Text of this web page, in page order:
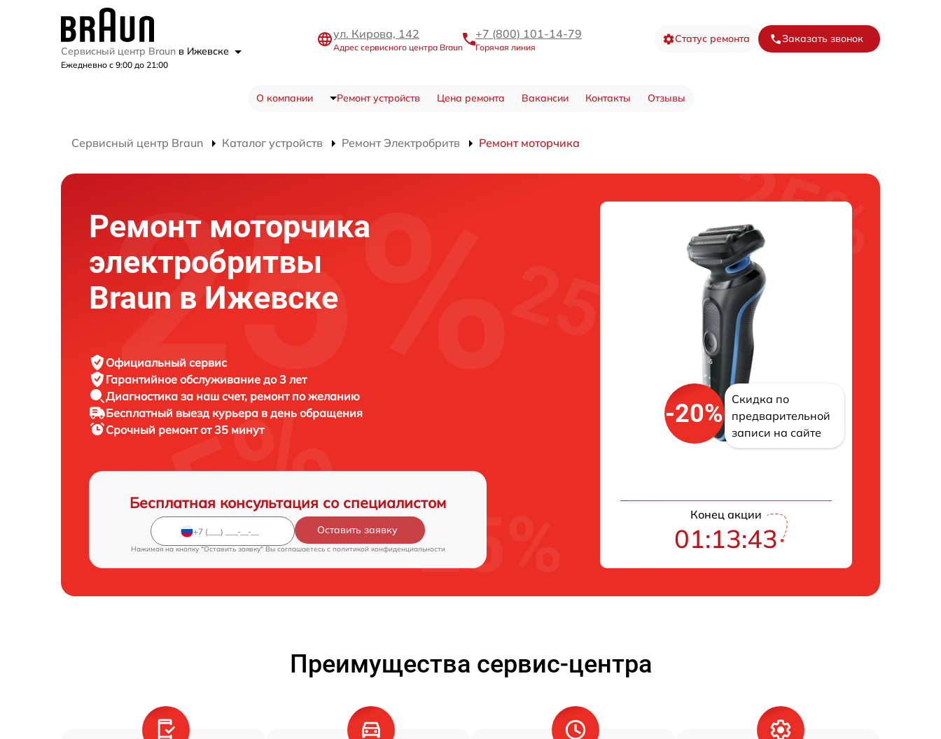
Сервисный центр Braun в Ижевске
Ежедневно с 9:00 до 21:00
ул. Кирова, 142
Адрес сервисного центра Braun
+7 (800) 101-14-79
Горячая линия
Статус ремонта Заказать звонок
О компании Ремонт устройств Цена ремонта Вакансии Контакты Отзывы
Сервисный центр Braun Каталог устройств Ремонт Электробритв Ремонт моторчика
Ремонт моторчика
электробритвы
Braun в Ижевске
Официальный сервис
Гарантийное обслуживание до 3 лет
Диагностика за наш счет, ремонт по желанию
Бесплатный выезд курьера в день обращения
Срочный ремонтот 35 минут
Бесплатная консультация со специалистом
Оставить заявку
Нажимая на кнопку "Оставить заявку" Вы соглашаетесь c политикой конфиденциальности
-20%
Скидка по
предварительной
записи на сайте
Конец акции
01:13:42
Преимущества сервис-центра